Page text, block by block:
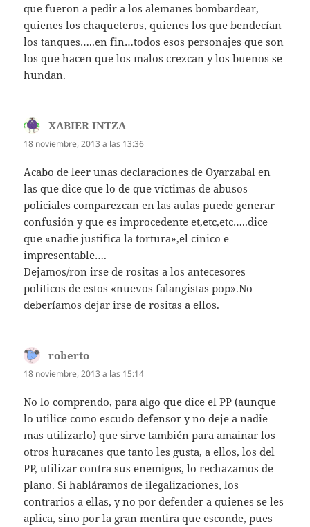
que fueron a pedir a los alemanes bombardear,
quienes los chaqueteros, quienes los que bendecían
los tanques…..en fin…todos esos personajes que son
los que hacen que los malos crezcan y los buenos se
hundan.
XABIER INTZAdice:
18 noviembre, 2013 a las 13:36
Acabo de leer unas declaraciones de Oyarzabal en
las que dice que lo de que víctimas de abusos
policiales comparezcan en las aulas puede generar
confusión y que es improcedente et,etc,etc…..dice
que «nadie justifica la tortura»,el cínico e
impresentable….
Dejamos/ron irse de rositas a los antecesores
políticos de estos «nuevos falangistas pop».No
deberíamos dejar irse de rositas a ellos.
roberto
18 noviembre, 2013 a las 15:14
No lo comprendo, para algo que dice el PP (aunque
lo utilice como escudo defensor y no deje a nadie
mas utilizarlo) que sirve también para amainar los
otros huracanes que tanto les gusta, a ellos, los del
PP, utilizar contra sus enemigos, lo rechazamos de
plano. Si habláramos de ilegalizaciones, los
contrarios a ellas, y no por defender a quienes se les
aplica, sino por la gran mentira que esconde, pues